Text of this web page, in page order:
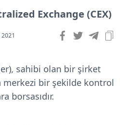
Exchange (CEX)
sahibi olan bir şirket
merkezi bir şekilde kontrol
borsasıdır.